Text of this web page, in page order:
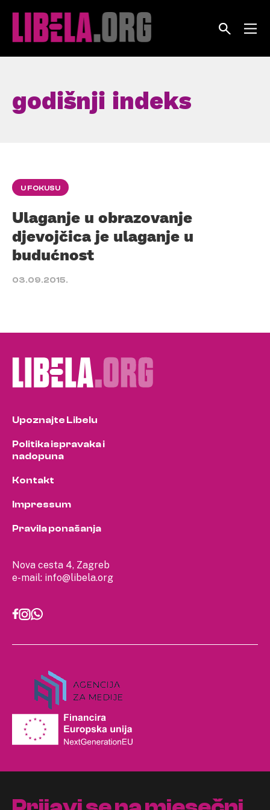
godišnji indeks
U FOKUSU
Ulaganje u obrazovanje
djevojčica je ulaganje u
budućnost
03.09.2015.
Nova cesta 4, Zagreb
e-mail: info@libela.org
Upoznajte Libelu
Politika ispravaka i
nadopuna
Kontakt
Impressum
Pravila ponašanja